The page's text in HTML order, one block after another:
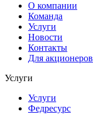
О компании
Команда
Услуги
Новости
Контакты
Для акционеров
Услуги
Услуги
Федресурс